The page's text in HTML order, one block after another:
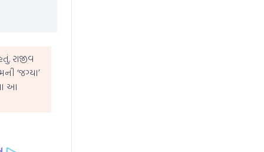
રાજીવ
‘જગ્યા’
આ